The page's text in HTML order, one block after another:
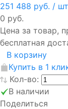
251 488 руб. / шт
0 руб.
Цена за товар,
бесплатная
В корзину
Купить в 1
Кол-во:
В наличии
Поделиться